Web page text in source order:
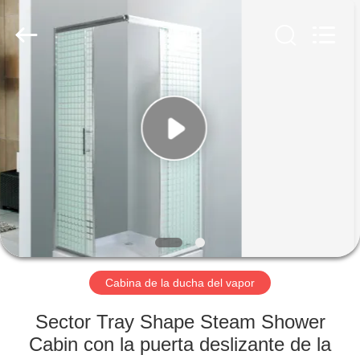
HOGAR
PRODUCTOS
SOBRE
NOSOTROS
VIAJE
FÁBRICA
ZENVO
CO.,LTD.
Cabina de la ducha del vapor
Sector Tray Shape Steam Shower
Cabin con la puerta deslizante de la